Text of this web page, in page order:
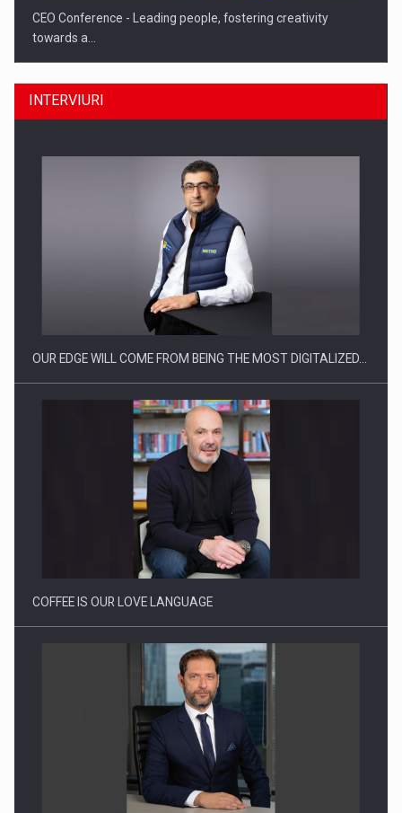
CEO Conference - Leading people, fostering creativity
towards a…
CEO Conference - Shaping The Future - Technology and…
Webinar - Business Evolution-RETHINK STRATEGY-Finantare
Investitii Digitalizare
INTERVIURI
OUR EDGE WILL COME FROM BEING THE MOST DIGITALIZED…
COFFEE IS OUR LOVE LANGUAGE